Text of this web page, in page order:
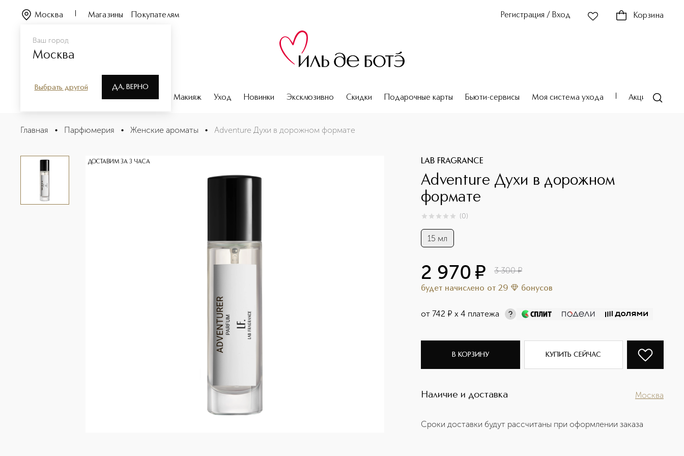
Ваш город
Москва
Выбрать другой ДА, ВЕРНО
Москва Магазины Покупателям Регистрация / Вход Корзина
Парфюмерия Макияж Уход Новинки Эксклюзивно Скидки Подарочные карты Бьюти-сервисы Моя система ухода Акции
Adventure Духи в дорожном формате
Описание
Главная • Парфюмерия • Женские ароматы • Adventure Духи в дорожном формате
ДОСТАВИМ ЗА 3 ЧАСА LAB FRAGRANCE
Adventure Духи в дорожном
формате
0из 0 (0)
15 мл
2 970 ¤ 3 300 ¤
будет начислено от 29 бонусов
от742 ¤ х 4 платежа
В КОРЗИНУ КУПИТЬ СЕЙЧАС
Наличие и доставка Москва
Сроки доставки будут рассчитаны при оформлении заказа